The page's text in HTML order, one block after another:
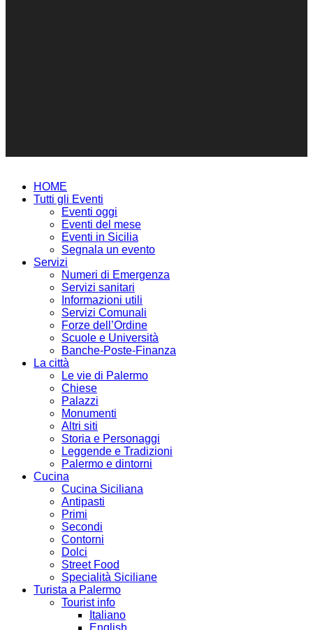
HOME
Tutti gli Eventi
Eventi oggi
Eventi del mese
Eventi in Sicilia
Segnala un evento
Servizi
Numeri di Emergenza
Servizi sanitari
Informazioni utili
Servizi Comunali
Forze dell’Ordine
Scuole e Università
Banche-Poste-Finanza
La città
Le vie di Palermo
Chiese
Palazzi
Monumenti
Altri siti
Storia e Personaggi
Leggende e Tradizioni
Palermo e dintorni
Cucina
Cucina Siciliana
Antipasti
Primi
Secondi
Contorni
Dolci
Street Food
Specialità Siciliane
Turista a Palermo
Tourist info
Italiano
English